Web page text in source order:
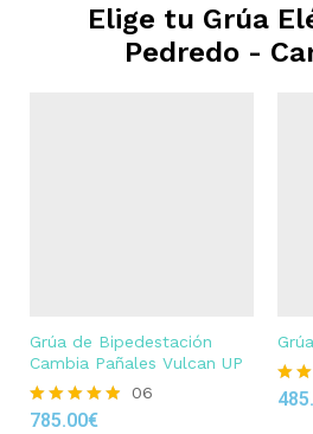
Elige tu Grúa
Pedredo -
Grúa de Bipedestación
Cambia Pañales Vulcan UP
Rated
06
785.00€